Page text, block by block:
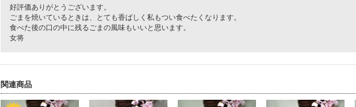
好評価ありがとうございます。
ごまを焼いているときは、とても香ばしく私もつい食べたくなります。
食べた後の口の中に残るごまの風味もいいと思います。
女将
関連商品